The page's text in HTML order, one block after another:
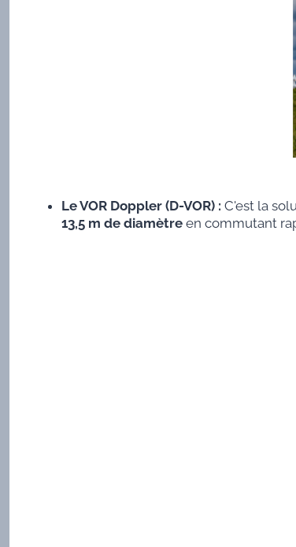
Le VOR Doppler (D-VOR) : C'est la
13,5 m de diamètreen commutant